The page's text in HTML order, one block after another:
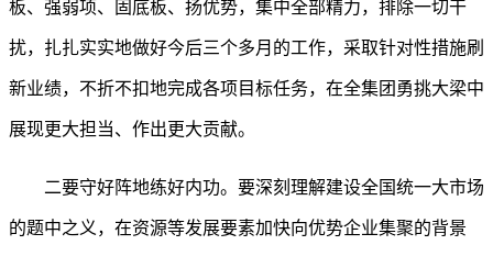
板、强弱项、固底板、扬优势，集中全部精力，排除一切干
扰，扎扎实实地做好今后三个多月的工作，采取针对性措施刷
新业绩，不折不扣地完成各项目标任务，在全集团勇挑大梁中
展现更大担当、作出更大贡献。
二要守好阵地练好内功。 要深刻理解建设全国统一大市场
的题中之义，在资源等发展要素加快向优势企业集聚的背景